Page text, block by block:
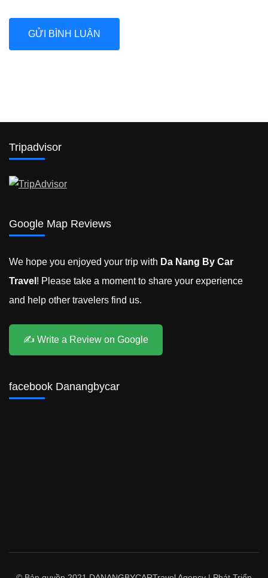
Tripadvisor
Google Map Reviews
We hope you enjoyed your trip with Da Nang By Car
Travel ! Please take a moment to share your experience
and help other travelers find us.
✍️ Write a Review on Google
facebook Danangbycar